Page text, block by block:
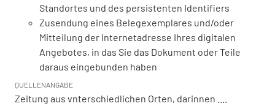
Standortes und des persistenten Identifiers
Zusendung eines Belegexemplares und/oder
Mitteilung der Internetadresse Ihres digitalen
Angebotes, in das Sie das Dokument oder Teile
daraus eingebunden haben
QUELLENANGABE
Zeitung aus vnterschiedlichen Orten, darinnen ....